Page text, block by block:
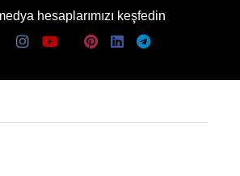
hesaplarımızı keşfedin